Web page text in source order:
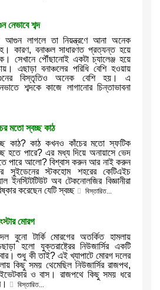
নেভাবে শব্দ
আগুন লাগলে তা নিয়ন্ত্রণে আনা অনেক
কারণ, বনাঞ্চল সাধারণত প্রত্যন্ত হয়ে
সেখানে পৌঁছানোই একটা চ্যালেঞ্জ হয়ে
এছাড়া বনাঞ্চলের পরিধি বেশি হওয়ায়
বিস্তৃতিও অনেক বেশি হয়। এ
শব্দকে কাজে লাগানোর চিন্তাভাবনা
মতো স্বচ্ছ কাঠ
কাঠ? কাঠ কখনও কাঁচের মতো স্ফটিক
হতে পারে? এর মধ্য দিয়ে অনায়াসে ভেদ
পারে আলো? বিশ্বাস করুন আর নাই করুন
সুইডেনের স্টকহোম শহরের কেটিএইচ
ইনস্টিটটিউট অব টেকনোলজির বিজ্ঞানীরা
করেছেন যেটি স্বচ্ছ
বিস্তারিত...
মোরগ
বুনো টার্কি মোরগের অতর্কিত হামলায়
হলো যুক্তরাষ্ট্রের নিউজার্সির একটি
শুধু কী তাই? এই খ্যাপাটে মোরগ দলের
কিছু সময় থেমেছিল নিউজার্সির রাজপথ,
ও বাস। রাজপথে কিছু সময় ধরে
বিস্তারিত...